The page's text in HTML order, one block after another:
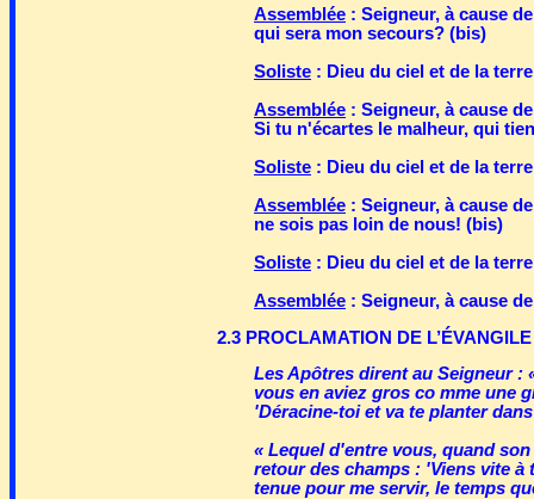
Assemblée : Seigneur, à cause
qui sera mon secours? (bis)
Soliste : Dieu du ciel et de la
Assemblée : Seigneur, à cause
Si tu n'écartes le malheur, qui
Soliste : Dieu du ciel et de la
Assemblée : Seigneur, à cause
ne sois pas loin de nous! (bis)
Soliste : Dieu du ciel et de la
Assemblée : Seigneur, à cause
2.3 PROCLAMATION DE L’ÉVANGILE
Les Apôtres dirent au Seigneur :
vous en aviez gros co mme une
'Déracine-toi et va te planter
« Lequel d'entre vous, quand
retour des champs : 'Viens vite
tenue pour me servir, le temps